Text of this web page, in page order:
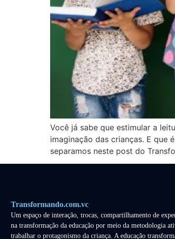
Você já sabe que estimular a
imaginação das crianças. E que
separamos neste post do
Transformando.com.vc
Um espaço de interação, trocas, compartilhamento de
na transformação da educação por meio da metodologia
trabalhar o protagonismo da criança. A educação